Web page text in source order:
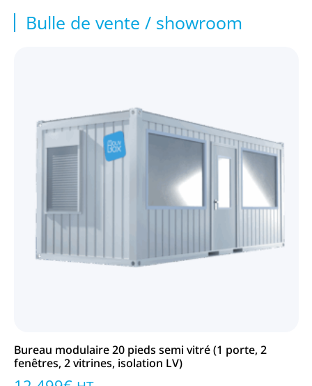
Bulle de vente / showroom
Bureau modulaire 20 pieds semi vitré (1 porte, 2
fenêtres, 2 vitrines, isolation LV)